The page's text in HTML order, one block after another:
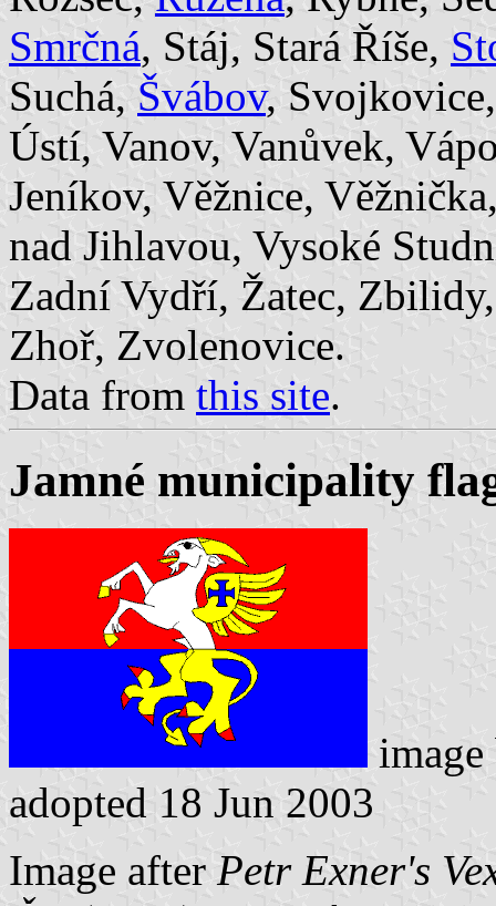
Smrčná, Stáj, Stará Říše,
Suchá, Švábov,
Ústí, Vanov, Vanůvek,
Jeníkov, Věžnice,
nad Jihlavou, Vysoké
Zadní Vydří, Žatec,
Zhoř, Zvolenovice.
Data from this site.
Jamné municipality
adopted 18 Jun 2003
Image after Petr Exner's